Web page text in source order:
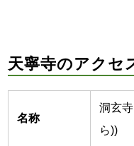
天寧寺のアクセ
名称
洞玄
ら))